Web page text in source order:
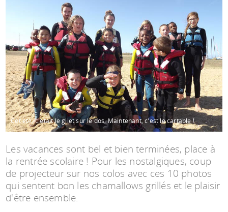
Infos pratiques
Espace anims
Cet été, c'était le gilet sur le dos. Maintenant, c'est le cartable !
Les vacances sont bel et bien terminées, place à
la rentrée scolaire ! Pour les nostalgiques, coup
de projecteur sur nos colos avec ces 10 photos
qui sentent bon les chamallows grillés et le plaisir
d'être ensemble.